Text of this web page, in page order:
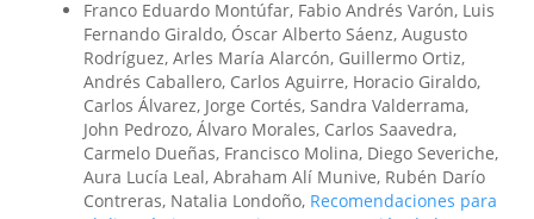
Franco Eduardo Montúfar, Fabio Andrés Varón, Luis
Fernando Giraldo, Óscar Alberto Sáenz, Augusto
Rodríguez, Arles María Alarcón, Guillermo Ortiz,
Andrés Caballero, Carlos Aguirre, Horacio Giraldo,
Carlos Álvarez, Jorge Cortés, Sandra Valderrama,
John Pedrozo, Álvaro Morales, Carlos Saavedra,
Carmelo Dueñas, Francisco Molina, Diego Severiche,
Aura Lucía Leal, Abraham Alí Munive, Rubén Darío
Contreras, Natalia Londoño, Recomendaciones para